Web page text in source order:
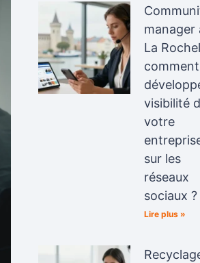
manager
La
comment
visibilité
votre
sur les
réseaux
sociaux ?
Lire plus »